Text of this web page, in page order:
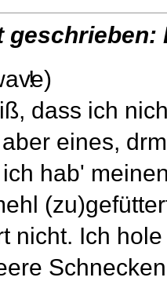
geschrieben:
!
dass ich
eines,
hab'
nicht. Ich